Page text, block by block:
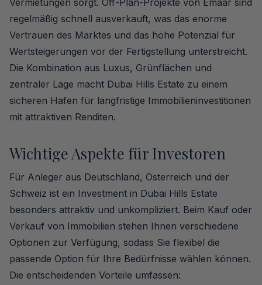
Vermietungen sorgt. Off-Plan-Projekte von Emaar sind
regelmäßig schnell ausverkauft, was das enorme
Vertrauen des Marktes und das hohe Potenzial für
Wertsteigerungen vor der Fertigstellung unterstreicht.
Die Kombination aus Luxus, Grünflächen und
zentraler Lage macht Dubai Hills Estate zu einem
sicheren Hafen für langfristige Immobilieninvestitionen
mit attraktiven Renditen.
Wichtige Aspekte für Investoren
Für Anleger aus Deutschland, Österreich und der
Schweiz ist ein Investment in Dubai Hills Estate
besonders attraktiv und unkompliziert. Beim Kauf oder
Verkauf von Immobilien stehen Ihnen verschiedene
Optionen zur Verfügung, sodass Sie flexibel die
passende Option für Ihre Bedürfnisse wählen können.
Die entscheidenden Vorteile umfassen: